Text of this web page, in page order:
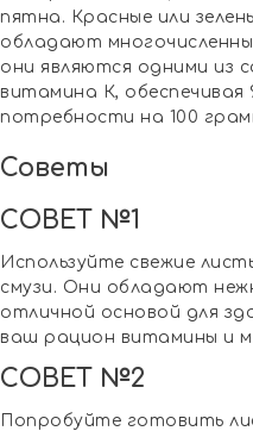
пятна. Красные или
обладают
они являются одними из
витамина К, обеспечивая
потребности на 100
Советы
СОВЕТ №1
Используйте свежие
смузи. Они обладают
отличной основой для
ваш рацион витамины и
СОВЕТ №2
Попробуйте готовить